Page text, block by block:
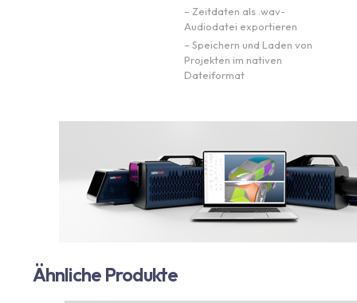
– Zeitdaten als .wav-
Audiodatei exportieren
– Speichern und Laden von
Projekten im nativen
Dateiformat
Ähnliche Produkte